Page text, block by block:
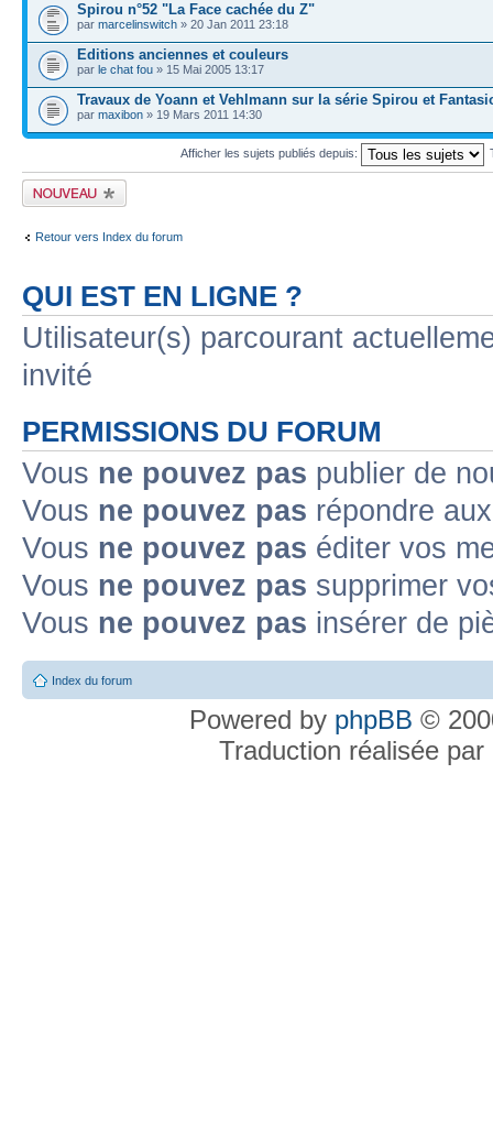
Spirou n°52 "La Face cachée du Z"
par marcelinswitch » 20 Jan 2011 23:18
Editions anciennes et couleurs
par le chat fou » 15 Mai 2005 13:17
Travaux de Yoann et Vehlmann sur la série Spirou et
par maxibon » 19 Mars 2011 14:30
Afficher les sujets publiés depuis:
Publier un nouveau
sujet
Retour vers Index du forum
QUI EST EN LIGNE ?
Utilisateur(s) parcourant
invité
PERMISSIONS DU FORUM
Vous ne pouvez pas publier de
Vous ne pouvez pas répondre
Vous ne pouvez pas éditer vos
Vous ne pouvez pas supprimer
Vous ne pouvez pas insérer de
Index du forum
Powered by phpBB ©
Traduction réalisée par